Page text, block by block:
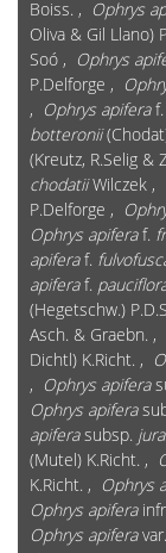
Boiss. , Ophrys
Oliva & Gil Llano)
Soó , Ophrys
P.Delforge ,
, Ophrys apiferaf.
botteronii
(Kreutz, R.Selig &
chodatiiWilczek ,
P.Delforge ,
Ophrys apiferaf.
apiferaf.
apiferaf.
(Hegetschw.)
Asch. & Graebn. ,
Dichtl) K.Richt. ,
, Ophrys apifera
Ophrys apifera
apiferasubsp.
(Mutel) K.Richt. ,
K.Richt. , Ophrys
Ophrys apifera
Ophrys apiferavar.